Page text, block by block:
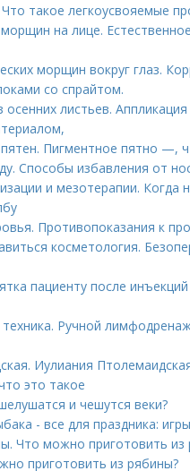
такое легкоусвояемые
на лице.
морщин вокруг глаз.
со спрайтом.
листьев.
Пигментное пятно —,
Способы избавления от
и мезотерапии. Когда
Противопоказания к
косметология.
пациенту после
Ручной
Иулиания
это такое
и чешутся веки?
- все для праздника:
Что можно приготовить из
приготовить из рябины?